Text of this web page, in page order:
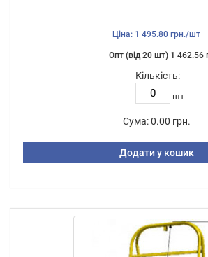
Ціна: 1 495.80 грн./шт
Опт (від 20 шт) 1 462.56
Кількість:
шт
Сума: 0.00 грн.
Додати у кошик